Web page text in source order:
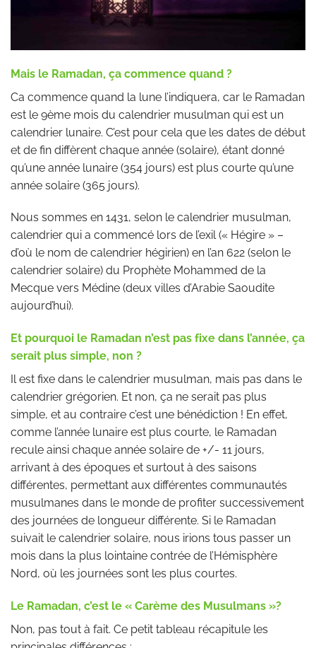
Mais le Ramadan, ça commence quand ?
Ca commence quand la lune l’indiquera, car le Ramadan
est le 9ème mois du calendrier musulman qui est un
calendrier lunaire. C’est pour cela que les dates de début
et de fin diffèrent chaque année (solaire), étant donné
qu’une année lunaire (354 jours) est plus courte qu’une
année solaire (365 jours).
Nous sommes en 1431, selon le calendrier musulman,
calendrier qui a commencé lors de l’exil (« Hégire » –
d’où le nom de calendrier hégirien) en l’an 622 (selon le
calendrier solaire) du Prophète Mohammed de la
Mecque vers Médine (deux villes d’Arabie Saoudite
aujourd’hui).
Et pourquoi le Ramadan n’est pas fixe dans l’année, ça
serait plus simple, non ?
Il est fixe dans le calendrier musulman, mais pas dans le
calendrier grégorien. Et non, ça ne serait pas plus
simple, et au contraire c’est une bénédiction ! En effet,
comme l’année lunaire est plus courte, le Ramadan
recule ainsi chaque année solaire de +/- 11 jours,
arrivant à des époques et surtout à des saisons
différentes, permettant aux différentes communautés
musulmanes dans le monde de profiter successivement
des journées de longueur différente. Si le Ramadan
suivait le calendrier solaire, nous irions tous passer un
mois dans la plus lointaine contrée de l’Hémisphère
Nord, où les journées sont les plus courtes.
Le Ramadan, c’est le « Carème des Musulmans »?
Non, pas tout à fait. Ce petit tableau récapitule les